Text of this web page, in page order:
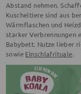
Abstand nehmen.
Kuscheltiere sind aus
Wärmflaschen und
starker Verbrennungen
Babybett. Nutze lieber
sowie Einschlafrituale.